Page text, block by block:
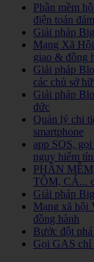
Phần mềm
điện toán
Giải pháp
Mạng Xã
giao & đồng
Giải pháp
các chủ sở
Giải pháp
đức
Quản lý chi
smartphone
app SOS,
nguy hiểm
PHẦN
TÔM, CÁ...
Giải pháp
Mạng xã hội
đồng hành
Bước đột
Gọi GAS chỉ